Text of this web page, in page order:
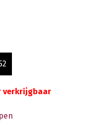
verkrijgbaar